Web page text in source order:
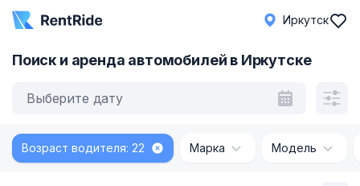
Иркутск
Поиск и аренда автомобилей в Иркутске
Выберите дату
Возраст водителя: 22 Марка Модель